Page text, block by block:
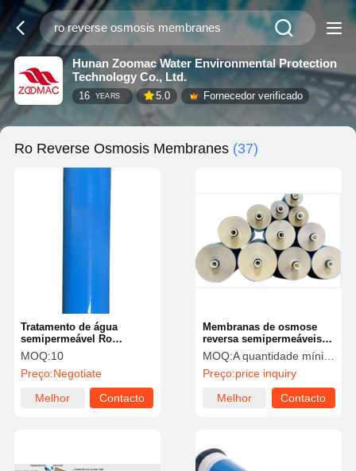
Hunan Zoomac Water Environmental Protection
Technology Co., Ltd.
16 YEARS 5.0 Fornecedor verificado
Ro Reverse Osmosis Membranes (37)
Tratamento de água
semipermeável Ro
Membrana RO Membrana
de osmose reversa
MOQ:10
Preço:Negotiate
Melhor
Contacto
Membranas de osmose
reversa semipermeáveis
para máquinas de água
pura
MOQ:A quantidade mínima de pedido é de 10 peças.
Preço:price inquiry
Melhor
Contacto